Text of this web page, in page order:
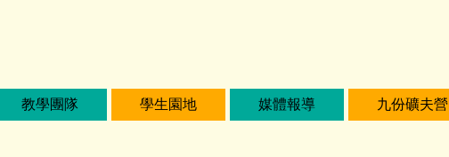
教學團隊 學生園地 媒體報導 九份礦夫營